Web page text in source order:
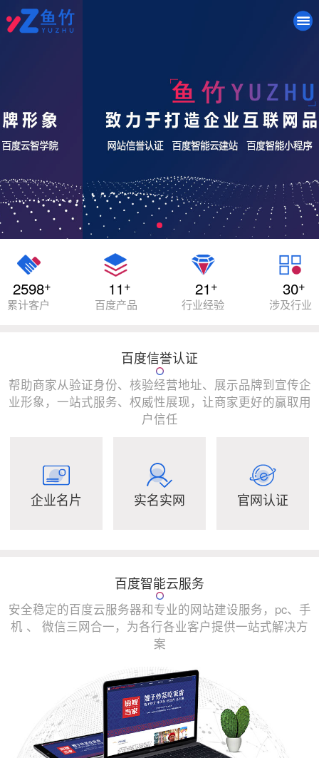
2598+
累计客户
11+
百度产品
21+
行业经验
30+
涉及行业
百度信誉认证
帮助商家从验证身份、核验经营地址、展示品牌到宣传企
业形象，一站式服务、权威性展现，让商家更好的赢取用
户信任
企业名片 实名实网 官网认证
百度智能云服务
安全稳定的百度云服务器和专业的网站建设服务，pc、手
机 、 微信三网合一，为各行各业客户提供一站式解决方
案